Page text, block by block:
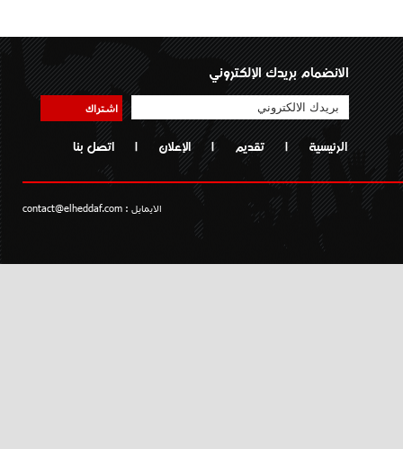
الانضمام بريدك الإلكتروني
اشتراك
الرئيسية | تقديم | الإعلان | اتصل بنا
الايمايل : contact@elheddaf.com